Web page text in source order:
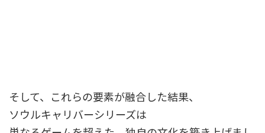
そして、これらの要素が融合した結果、
ソウルキャリバーシリーズは